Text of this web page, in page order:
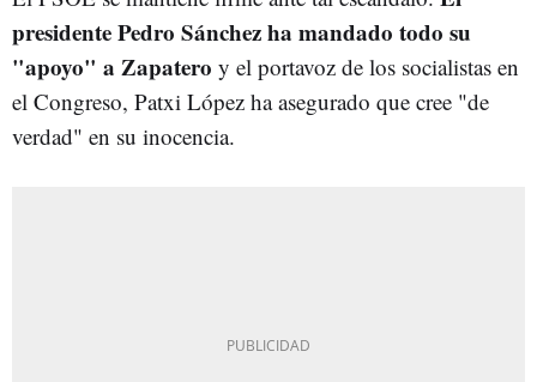
presidente Pedro Sánchez ha mandado todo su
"apoyo" a Zapatero y el portavoz de los socialistas en
el Congreso, Patxi López ha asegurado que cree "de
verdad" en su inocencia.